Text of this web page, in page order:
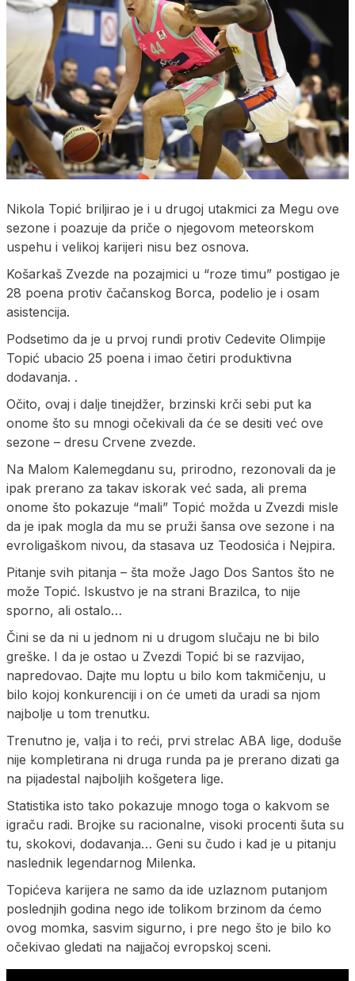
Nikola Topić briljirao je i u drugoj utakmici za Megu ove
sezone i poazuje da priče o njegovom meteorskom
uspehu i velikoj karijeri nisu bez osnova.
Košarkaš Zvezde na pozajmici u “roze timu” postigao je
28 poena protiv čačanskog Borca, podelio je i osam
asistencija.
Podsetimo da je u prvoj rundi protiv Cedevite Olimpije
Topić ubacio 25 poena i imao četiri produktivna
dodavanja. .
Očito, ovaj i dalje tinejdžer, brzinski krči sebi put ka
onome što su mnogi očekivali da će se desiti već ove
sezone – dresu Crvene zvezde.
Na Malom Kalemegdanu su, prirodno, rezonovali da je
ipak prerano za takav iskorak već sada, ali prema
onome što pokazuje “mali” Topić možda u Zvezdi misle
da je ipak mogla da mu se pruži šansa ove sezone i na
evroligaškom nivou, da stasava uz Teodosića i Nejpira.
Pitanje svih pitanja – šta može Jago Dos Santos što ne
može Topić. Iskustvo je na strani Brazilca, to nije
sporno, ali ostalo…
Čini se da ni u jednom ni u drugom slučaju ne bi bilo
greške. I da je ostao u Zvezdi Topić bi se razvijao,
napredovao. Dajte mu loptu u bilo kom takmičenju, u
bilo kojoj konkurenciji i on će umeti da uradi sa njom
najbolje u tom trenutku.
Trenutno je, valja i to reći, prvi strelac ABA lige, doduše
nije kompletirana ni druga runda pa je prerano dizati ga
na pijadestal najboljih košgetera lige.
Statistika isto tako pokazuje mnogo toga o kakvom se
igraču radi. Brojke su racionalne, visoki procenti šuta su
tu, skokovi, dodavanja… Geni su čudo i kad je u pitanju
naslednik legendarnog Milenka.
Topićeva karijera ne samo da ide uzlaznom putanjom
poslednjih godina nego ide tolikom brzinom da ćemo
ovog momka, sasvim sigurno, i pre nego što je bilo ko
očekivao gledati na najjačoj evropskoj sceni.